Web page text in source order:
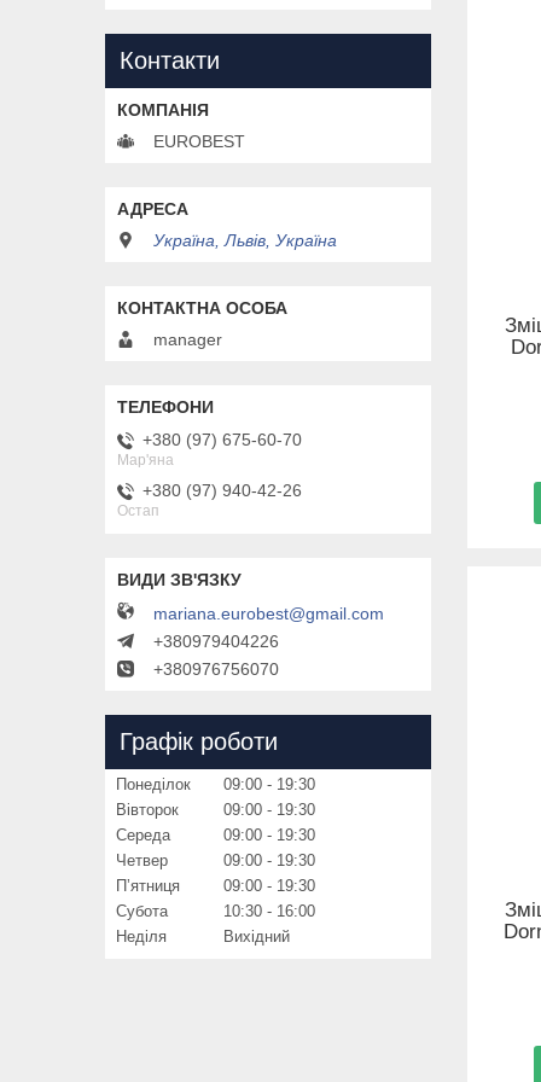
Контакти
EUROBEST
Україна, Львів, Україна
manager
+380 (97) 675-60-70
Мар'яна
+380 (97) 940-42-26
Остап
mariana.eurobest@gmail.com
+380979404226
+380976756070
Графік роботи
Понеділок 09:00
19:30
Вівторок
09:00
19:30
Середа
09:00
19:30
Четвер
09:00
19:30
Пʼятниця
09:00
19:30
Субота
10:30
16:00
Неділя
Вихідний